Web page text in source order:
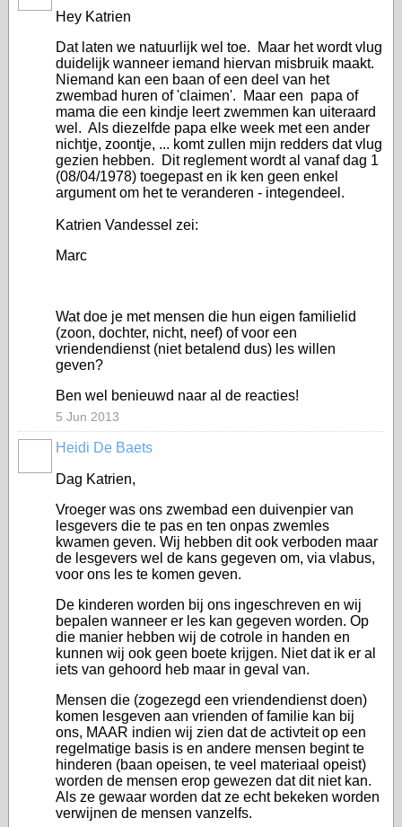
Hey Katrien
Dat laten we natuurlijk wel toe. Maar het wordt vlug
duidelijk wanneer iemand hiervan misbruik maakt.
Niemand kan een baan of een deel van het
zwembad huren of 'claimen'. Maar een papa of
mama die een kindje leert zwemmen kan uiteraard
wel. Als diezelfde papa elke week met een ander
nichtje, zoontje, ... komt zullen mijn redders dat vlug
gezien hebben. Dit reglement wordt al vanaf dag 1
(08/04/1978) toegepast en ik ken geen enkel
argument om het te veranderen - integendeel.
Katrien Vandessel zei:
Marc
Wat doe je met mensen die hun eigen familielid
(zoon, dochter, nicht, neef) of voor een
vriendendienst (niet betalend dus) les willen
geven?
Ben wel benieuwd naar al de reacties!
5 Jun 2013
Heidi De Baets
Dag Katrien,
Vroeger was ons zwembad een duivenpier van
lesgevers die te pas en ten onpas zwemles
kwamen geven. Wij hebben dit ook verboden maar
de lesgevers wel de kans gegeven om, via vlabus,
voor ons les te komen geven.
De kinderen worden bij ons ingeschreven en wij
bepalen wanneer er les kan gegeven worden. Op
die manier hebben wij de cotrole in handen en
kunnen wij ook geen boete krijgen. Niet dat ik er al
iets van gehoord heb maar in geval van.
Mensen die (zogezegd een vriendendienst doen)
komen lesgeven aan vrienden of familie kan bij
ons, MAAR indien wij zien dat de activteit op een
regelmatige basis is en andere mensen begint te
hinderen (baan opeisen, te veel materiaal opeist)
worden de mensen erop gewezen dat dit niet kan.
Als ze gewaar worden dat ze echt bekeken worden
verwijnen de mensen vanzelfs.